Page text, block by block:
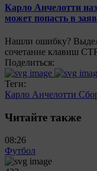
Карло Анчелотти
может попасть в
Нашли ошибку?
сочетание клавиш
Поделиться:
Теги:
Карло Анчелотти
Читайте также
08:26
Футбол